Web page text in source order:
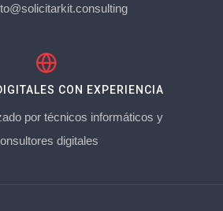
CON EXPERIENCIA
por técnicos informáticos y
digitales